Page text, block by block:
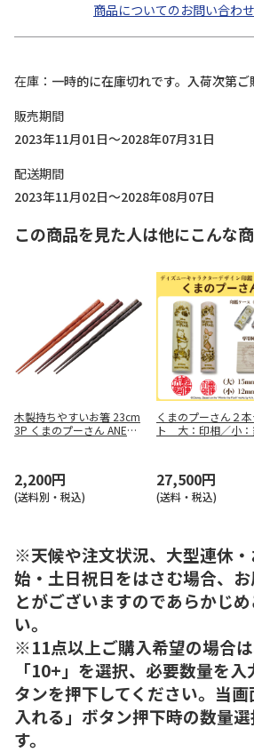
商品についてのお問い合わ
在庫
一時的に在庫切れです。入荷次第ご
販売期間
2023年11月01日～2028年07月31日
配送期間
2023年11月02日～2028年08月07日
この商品を見た人は他にこんな
木製持ちやすいお箸 23cm
3P くまのプーさん ANEN4
2,200円
(送料別・税込)
くまのプーさん２本
ト 大：印相／小：
27,500円
(送料・税込)
※天候や注文状況、大型連休
始・土日祝日をはさむ場合、
とがございますのであらかじ
い。
※11点以上ご購入希望の場合
「10+」を選択、必要数量を
タンを押下してください。当
入れる」ボタン押下時の数量
す。